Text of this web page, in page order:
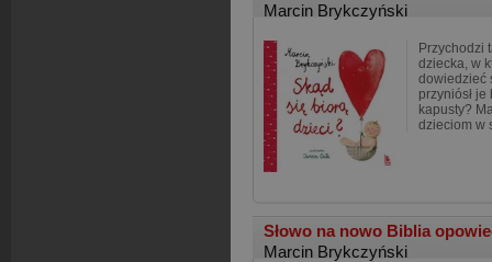
Marcin Brykczyński
Przychodzi
dziecka, w
dowiedzieć
przyniósł je
kapusty?
dzieciom w
Słowo na nowo Biblia
Marcin Brykczyński